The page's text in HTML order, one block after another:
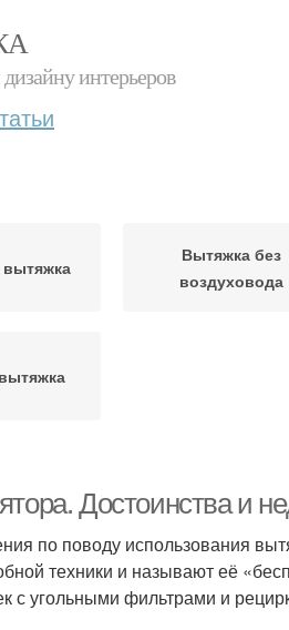
интерьеров
вытяжка
Вытяжка без
воздуховода
Достоинства и
по поводу использования
техники и называют её
угольными фильтрами и